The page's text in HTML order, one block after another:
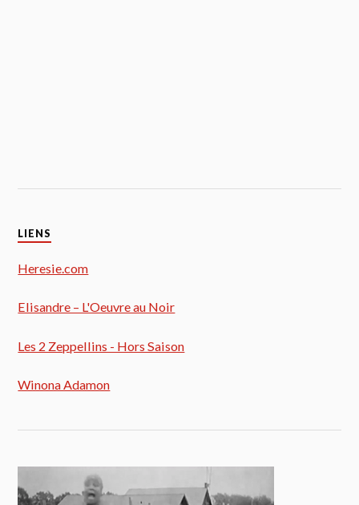
LIENS
Heresie.com
Elisandre – L'Oeuvre au Noir
Les 2 Zeppellins - Hors Saison
Winona Adamon